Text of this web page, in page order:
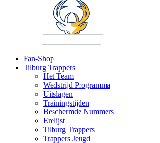
Fan-Shop
Tilburg Trappers
Het Team
Wedstrijd Programma
Uitslagen
Trainingstijden
Beschermde Nummers
Erelijst
Tilburg Trappers
Trappers Jeugd